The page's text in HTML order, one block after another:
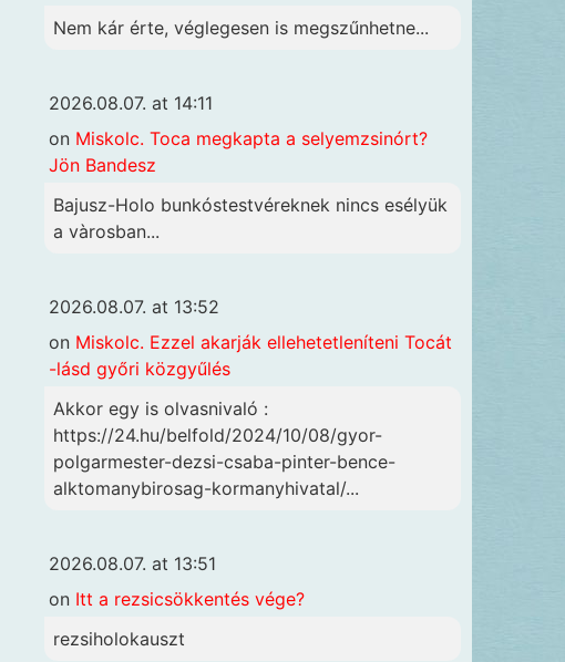
Nem kár érte, véglegesen is megszűnhetne...
2026.08.07. at 14:11
on Miskolc. Toca megkapta a selyemzsinórt?
Jön Bandesz
Bajusz-Holo bunkóstestvéreknek nincs esélyük
a vàrosban...
2026.08.07. at 13:52
on Miskolc. Ezzel akarják ellehetetleníteni Tocát
-lásd győri közgyűlés
Akkor egy is olvasnivaló :
https://24.hu/belfold/2024/10/08/gyor-
polgarmester-dezsi-csaba-pinter-bence-
alktomanybirosag-kormanyhivatal/...
2026.08.07. at 13:51
on Itt a rezsicsökkentés vége?
rezsiholokauszt